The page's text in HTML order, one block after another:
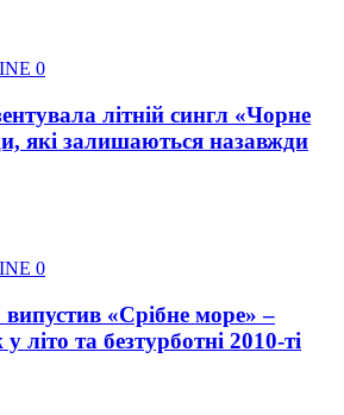
0
літній сингл «Чорне
які залишаються назавжди
0
«Срібне море» –
літо та безтурботні 2010-ті